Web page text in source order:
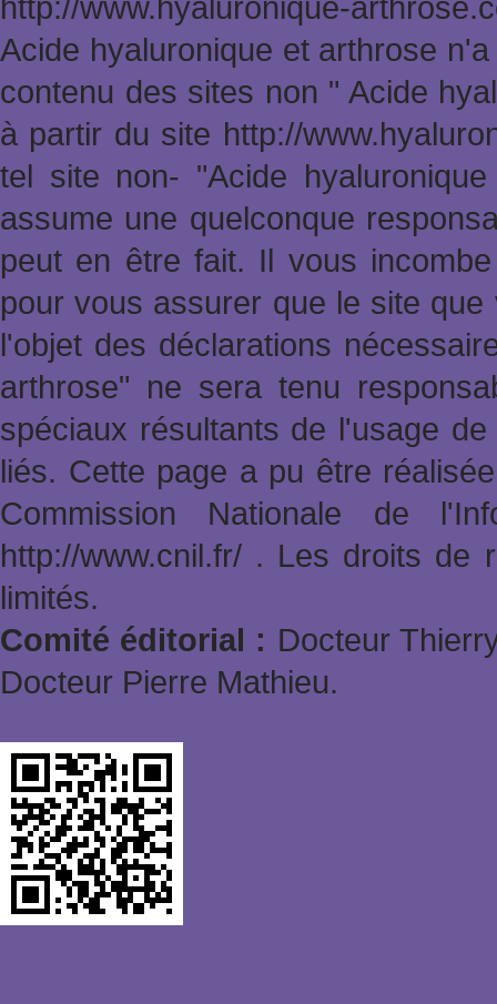
Acide hyaluronique et arthrose
contenu des sites non " Acide
à partir du site http://
tel site non- "Acide
assume une quelconque
peut en être fait. Il vous
pour vous assurer que le site
l'objet des déclarations
arthrose" ne sera tenu
spéciaux résultants de l'usage
liés. Cette page a pu être
Commission Nationale de
http://www.cnil.fr/ . Les droits de
limités.
Comité éditorial : Docteur
Docteur Pierre Mathieu.